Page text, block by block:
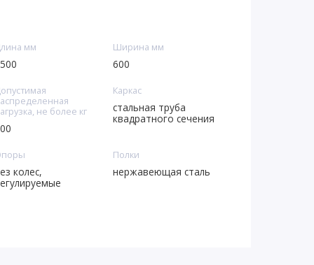
мм Ширина мм
600
не более кг
Каркас
стальная труба
квадратного сечения
колес,
Полки
нержавеющая сталь